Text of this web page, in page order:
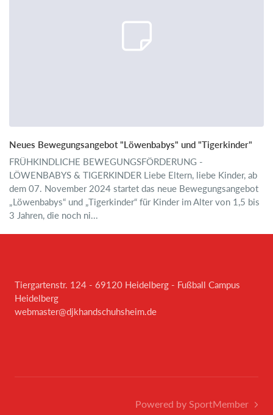
Neues Bewegungsangebot "Löwenbabys" und "Tigerkinder"
FRÜHKINDLICHE BEWEGUNGSFÖRDERUNG -
LÖWENBABYS & TIGERKINDER Liebe Eltern, liebe Kinder, ab
dem 07. November 2024 startet das neue Bewegungsangebot
„Löwenbabys“ und „Tigerkinder“ für Kinder im Alter von 1,5 bis
3 Jahren, die noch ni...
Tiergartenstr. 124 - 69120 Heidelberg - Fußball Campus
Heidelberg
webmaster@djkhandschuhsheim.de
Powered by SportMember